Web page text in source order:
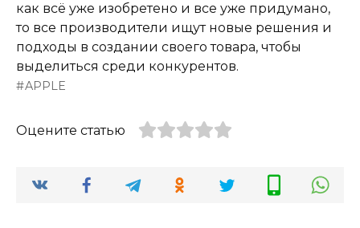
как всё уже изобретено и все уже придумано,
то все производители ищут новые решения и
подходы в создании своего товара, чтобы
выделиться среди конкурентов.
APPLE
Оцените статью